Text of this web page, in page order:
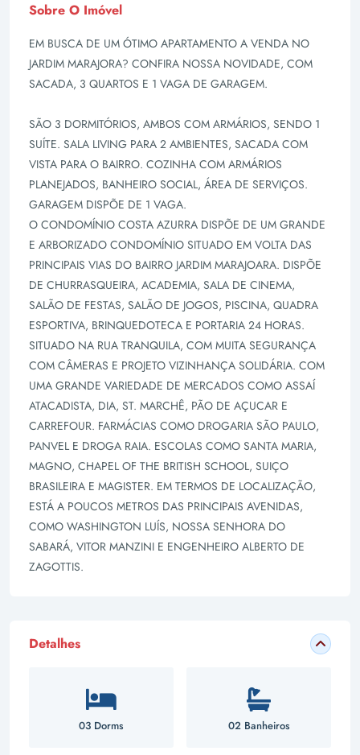
Sobre O Imóvel
EM BUSCA DE UM ÓTIMO APARTAMENTO A VENDA NO
JARDIM MARAJORA? CONFIRA NOSSA NOVIDADE, COM
SACADA, 3 QUARTOS E 1 VAGA DE GARAGEM.
SÃO 3 DORMITÓRIOS, AMBOS COM ARMÁRIOS, SENDO 1
SUÍTE. SALA LIVING PARA 2 AMBIENTES, SACADA COM
VISTA PARA O BAIRRO. COZINHA COM ARMÁRIOS
PLANEJADOS, BANHEIRO SOCIAL, ÁREA DE SERVIÇOS.
GARAGEM DISPÕE DE 1 VAGA.
O CONDOMÍNIO COSTA AZURRA DISPÕE DE UM GRANDE
E ARBORIZADO CONDOMÍNIO SITUADO EM VOLTA DAS
PRINCIPAIS VIAS DO BAIRRO JARDIM MARAJOARA. DISPÕE
DE CHURRASQUEIRA, ACADEMIA, SALA DE CINEMA,
SALÃO DE FESTAS, SALÃO DE JOGOS, PISCINA, QUADRA
ESPORTIVA, BRINQUEDOTECA E PORTARIA 24 HORAS.
SITUADO NA RUA TRANQUILA, COM MUITA SEGURANÇA
COM CÂMERAS E PROJETO VIZINHANÇA SOLIDÁRIA. COM
UMA GRANDE VARIEDADE DE MERCADOS COMO ASSAÍ
ATACADISTA, DIA, ST. MARCHÊ, PÃO DE AÇUCAR E
CARREFOUR. FARMÁCIAS COMO DROGARIA SÃO PAULO,
PANVEL E DROGA RAIA. ESCOLAS COMO SANTA MARIA,
MAGNO, CHAPEL OF THE BRITISH SCHOOL, SUIÇO
BRASILEIRA E MAGISTER. EM TERMOS DE LOCALIZAÇÃO,
ESTÁ A POUCOS METROS DAS PRINCIPAIS AVENIDAS,
COMO WASHINGTON LUÍS, NOSSA SENHORA DO
SABARÁ, VITOR MANZINI E ENGENHEIRO ALBERTO DE
ZAGOTTIS.
Detalhes
03 Dorms 02 Banheiros